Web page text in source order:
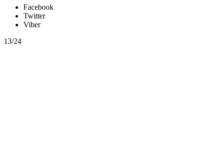
Facebook
Twitter
Viber
13/24